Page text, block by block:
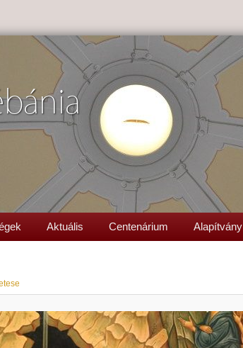
Aktuális Centenárium Alapítvány